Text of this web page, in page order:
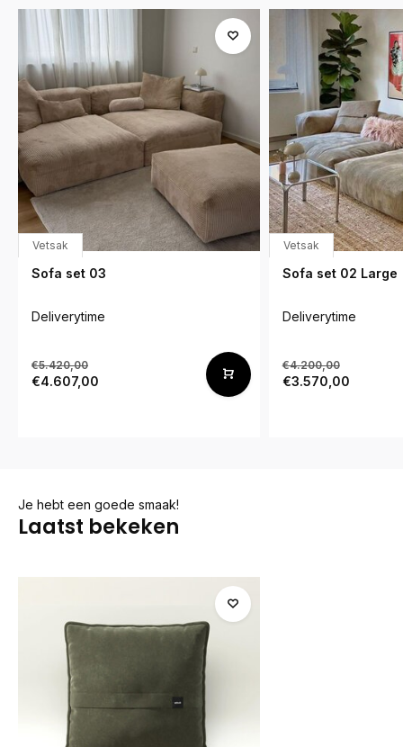
Vetsak
Sofa set 03
Deliverytime
€5.420,00
€4.607,00
Vetsak
Sofa set 02 Large
Deliverytime
€4.200,00
€3.570,00
Je hebt een goede smaak!
Laatst bekeken